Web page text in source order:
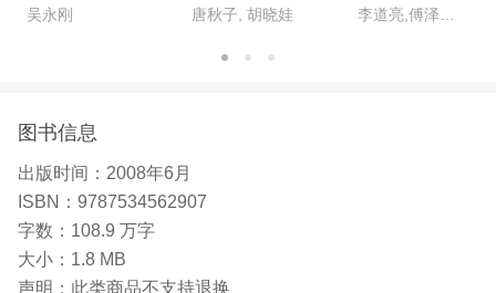
吴永刚 唐秋子, 胡晓娃
技术
图书信息
出版时间： 2008年6月
ISBN： 9787534562907
字数： 108.9 万字
大小： 1.8 MB
声明： 此类商品不支持退换